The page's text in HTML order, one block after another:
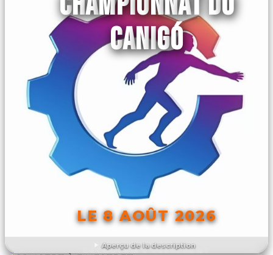
Aperçu de la description
CANIGÓ
LE 8 AOÛT 2026
DÉCOUVRIR L'ÉVÉNEMENT